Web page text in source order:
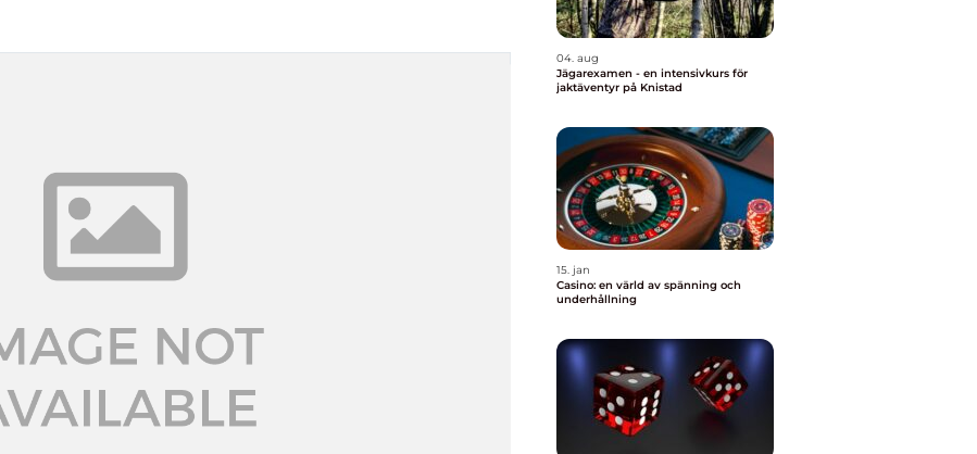
04. aug
Jägarexamen - en intensivkurs för
jaktäventyr på Knistad
15. jan
Casino: en värld av spänning och
underhållning